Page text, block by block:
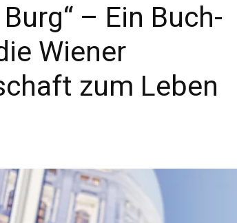
– Ein Buch-
Wiener
zum Leben